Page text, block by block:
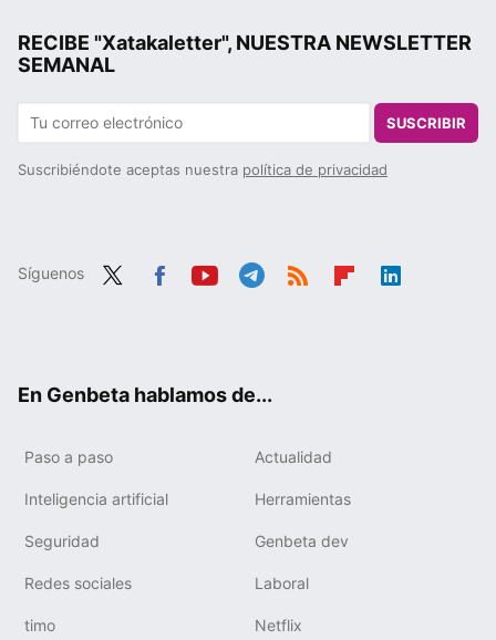
RECIBE "Xatakaletter", NUESTRA NEWSLETTER
SEMANAL
SUSCRIBIR
Suscribiéndote aceptas nuestra política de privacidad
Síguenos
En Genbeta hablamos de...
Paso a paso Actualidad
Inteligencia artificial Herramientas
Seguridad Genbeta dev
Redes sociales Laboral
timo Netflix